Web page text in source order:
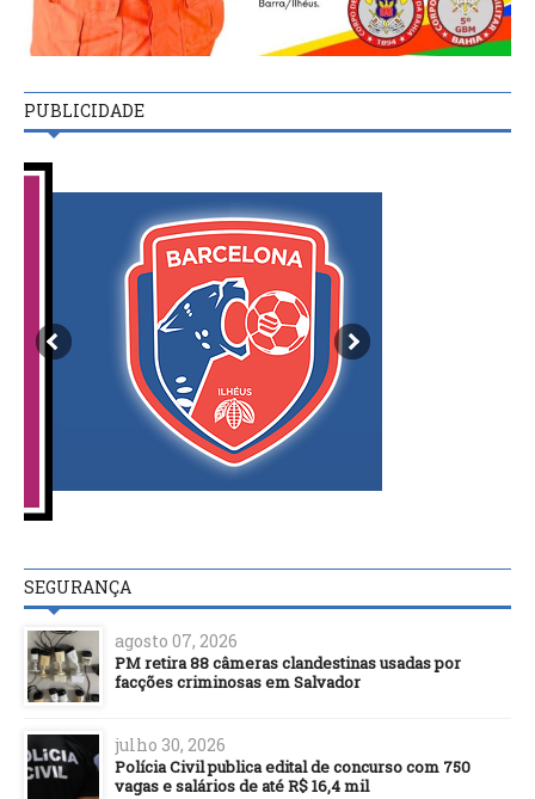
PUBLICIDADE
SEGURANÇA
agosto 07, 2026
PM retira 88 câmeras clandestinas usadas por
facções criminosas em Salvador
julho 30, 2026
Polícia Civil publica edital de concurso com 750
vagas e salários de até R$ 16,4 mil